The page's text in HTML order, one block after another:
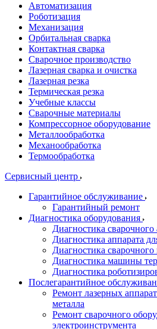
Автоматизация
Роботизация
Механизация
Орбитальная сварка
Контактная сварка
Сварочное производство
Лазерная сварка и очистка
Лазерная резка
Термическая резка
Учебные классы
Сварочные материалы
Компрессорное оборудование
Металлообработка
Механообработка
Термообработка
Сервисный центр
Гарантийное обслуживание
Гарантийный ремонт
Диагностика оборудования
Диагностика сварочного
Диагностика аппарата
Диагностика сварочного
Диагностика машины
Диагностика
Послегарантийное
Ремонт лазерных
металла
Ремонт сварочного
электроинструмента